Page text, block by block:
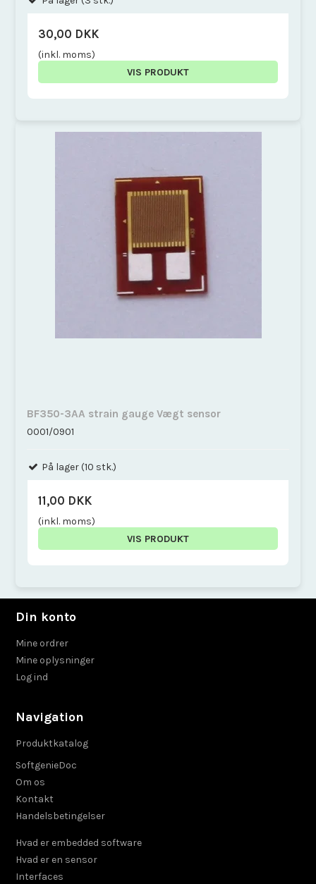
30,00 DKK
(inkl. moms)
VIS PRODUKT
BF350-3AA strain gauge Vægt sensor
0001/0901
På lager (10 stk.)
11,00 DKK
(inkl. moms)
VIS PRODUKT
Din konto
Mine ordrer
Mine oplysninger
Log ind
Navigation
Produktkatalog
SoftgenieDoc
Om os
Kontakt
Handelsbetingelser
Hvad er embedded software
Hvad er en sensor
Interfaces